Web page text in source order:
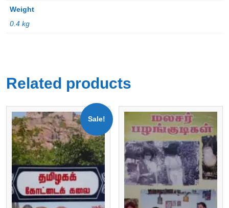
Weight
0.4 kg
Related products
Sale!